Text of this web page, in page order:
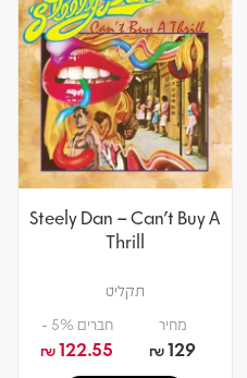
Steely Dan – Can't Buy A
Thrill
תקליט
מחיר
129
₪
חברים 5% -
122.55
₪